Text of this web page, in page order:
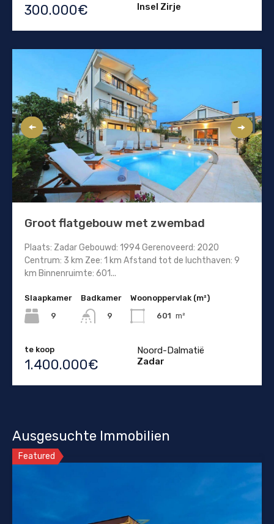
300.000€ Insel Zirje
Groot flatgebouw met zwembad
Plaats: Zadar Gebouwd: 1994 Gerenoveerd: 2020
Centrum: 3 km Zee: 1 km Afstand tot de luchthaven: 9
km Binnenruimte: 601...
Slaapkamer
9
Badkamer
9
Woonoppervlak (m²)
601 m²
te koop
1.400.000€
Noord-Dalmatië
Zadar
Ausgesuchte Immobilien
Featured